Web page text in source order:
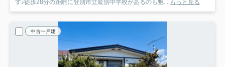
す♪徒歩28分の距離に登別市立鷲別中学校があるのも魅... もっと見る
中古一戸建